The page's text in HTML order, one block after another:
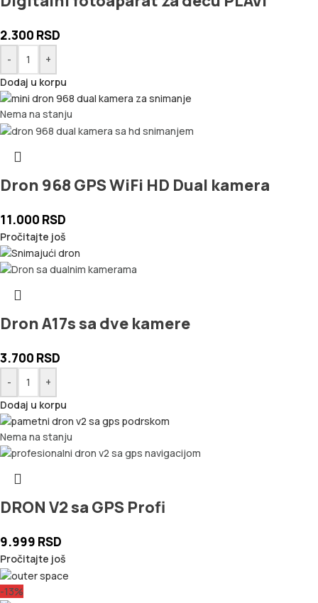
2.300 RSD
-
+
Dodaj u korpu
Nema na stanju
Dron 968 GPS WiFi HD Dual kamera
11.000 RSD
Pročitajte još
Dron A17s sa dve kamere
3.700 RSD
-
+
Dodaj u korpu
Nema na stanju
DRON V2 sa GPS Profi
9.999 RSD
Pročitajte još
-13%